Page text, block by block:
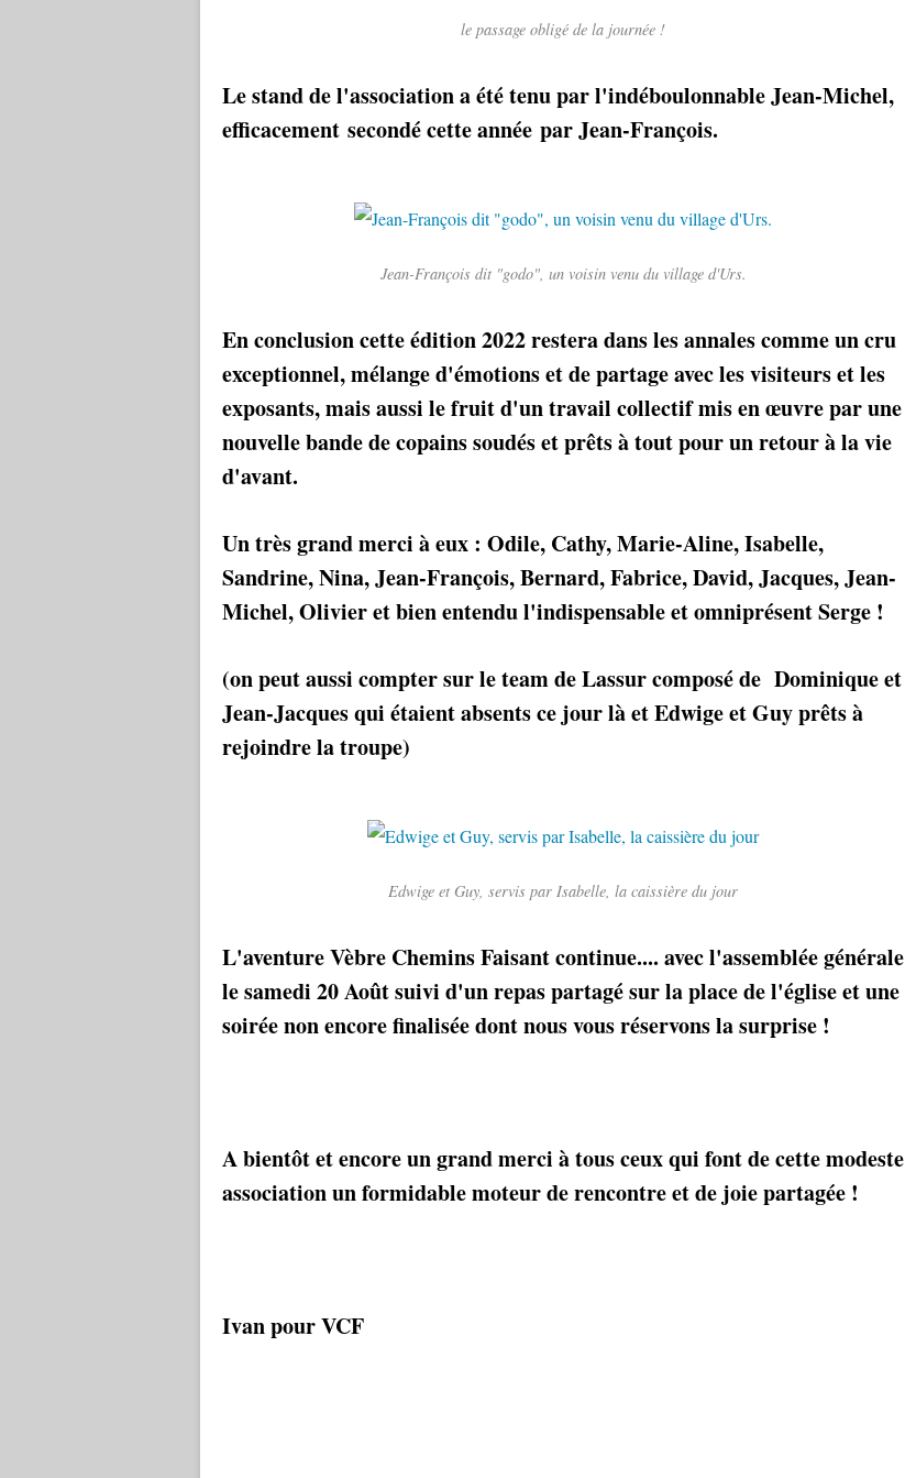
le passage obligé de la journée !
Le stand de l'association a été tenu par l'indéboulonnable Jean-Michel,
efficacement secondé cette année par Jean-François.
Jean-François dit "godo", un voisin venu du village d'Urs.
En conclusion cette édition 2022 restera dans les annales comme un cru
exceptionnel, mélange d'émotions et de partage avec les visiteurs et les
exposants, mais aussi le fruit d'un travail collectif mis en œuvre par une
nouvelle bande de copains soudés et prêts à tout pour un retour à la vie
d'avant.
Un très grand merci à eux : Odile, Cathy, Marie-Aline, Isabelle,
Sandrine, Nina, Jean-François, Bernard, Fabrice, David, Jacques, Jean-
Michel, Olivier et bien entendu l'indispensable et omniprésent Serge !
(on peut aussi compter sur le team de Lassur composé de Dominique et
Jean-Jacques qui étaient absents ce jour là et Edwige et Guy prêts à
rejoindre la troupe)
Edwige et Guy, servis par Isabelle, la caissière du jour
L'aventure Vèbre Chemins Faisant continue.... avec l'assemblée générale
le samedi 20 Août suivi d'un repas partagé sur la place de l'église et une
soirée non encore finalisée dont nous vous réservons la surprise !
A bientôt et encore un grand merci à tous ceux qui font de cette modeste
association un formidable moteur de rencontre et de joie partagée !
Ivan pour VCF